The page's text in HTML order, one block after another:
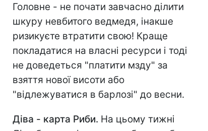
Головне - не почати завчасно ділити
шкуру невбитого ведмедя, інакше
ризикуєте втратити свою! Краще
покладатися на власні ресурси і тоді
не доведеться "платити мзду" за
взяття нової висоти або
"відлежуватися в барлозі" до весни.
Діва - карта Риби. На цьому тижні